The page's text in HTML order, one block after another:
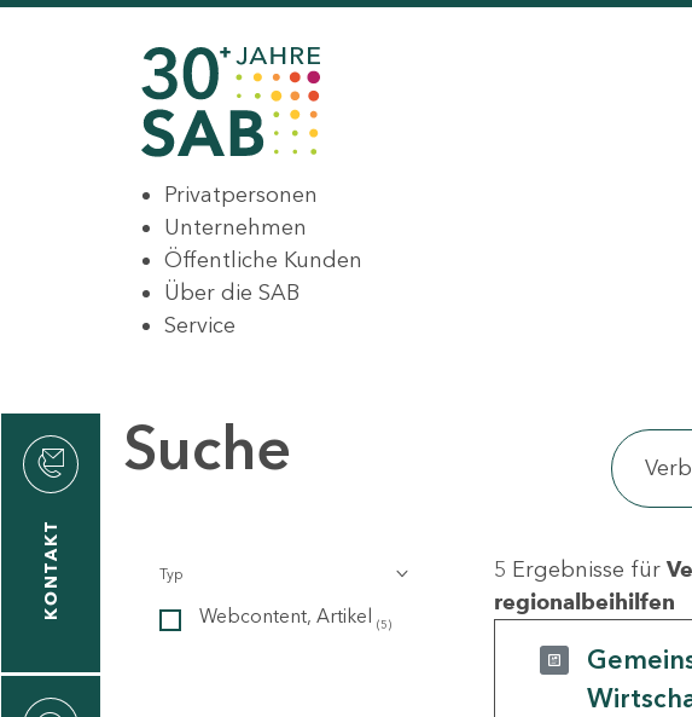
Privatpersonen
Unternehmen
Öffentliche Kunden
Über die SAB
Service
KONTAKT
Suche
Typ
Webcontent, Artikel (5)
5 Ergebnisse für
regionalbeihilfen